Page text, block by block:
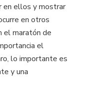
en ellos y mostrar
en otros
el maratón de
el
lo importante es
y una